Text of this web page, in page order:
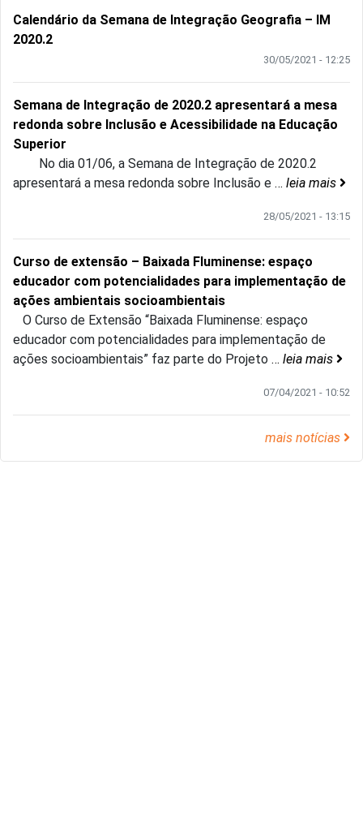
Calendário da Semana de Integração Geografia – IM
2020.2
30/05/2021 - 12:25
Semana de Integração de 2020.2 apresentará a mesa
redonda sobre Inclusão e Acessibilidade na Educação
Superior
No dia 01/06, a Semana de Integração de 2020.2
apresentará a mesa redonda sobre Inclusão e … leia mais
28/05/2021 - 13:15
Curso de extensão – Baixada Fluminense: espaço
educador com potencialidades para implementação de
ações ambientais socioambientais
O Curso de Extensão “Baixada Fluminense: espaço
educador com potencialidades para implementação de
ações socioambientais” faz parte do Projeto … leia mais
07/04/2021 - 10:52
mais notícias